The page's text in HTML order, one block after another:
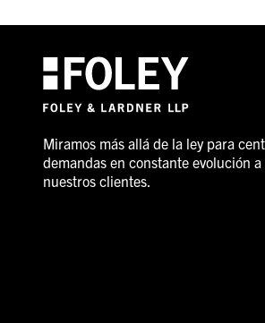
Miramos más allá de la ley para
demandas en constante evolución
nuestros clientes.